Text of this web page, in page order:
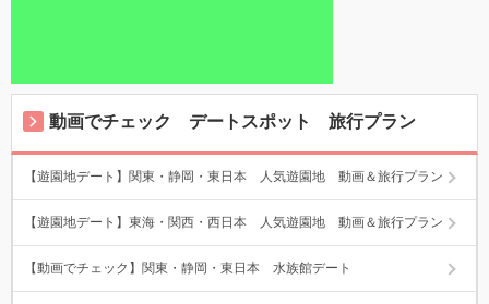
動画でチェック デートスポット 旅行プラン
【遊園地デート】関東・静岡・東日本 人気遊園地 動画＆旅行プラン
【遊園地デート】東海・関西・西日本 人気遊園地 動画＆旅行プラン
【動画でチェック】関東・静岡・東日本 水族館デート